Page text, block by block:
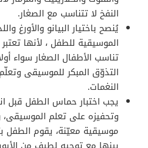
النفخ لا تتناسب مع الصغار.
يُنصح باختيار البيانو والأورغ
الموسيقية للطفل ، لأنها
تناسب الأطفال الصغار سواء
التذوّق المبكر للموسيقى
النغمات.
يجب اختبار حماس الطفل قبل
وتحفيزه على تعلم الموسيقى،
موسيقية معيّنة، يقوم الطفل